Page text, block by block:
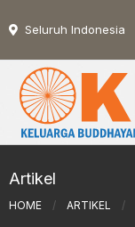
Seluruh Indonesia
Artikel
HOME / ARTIKEL /